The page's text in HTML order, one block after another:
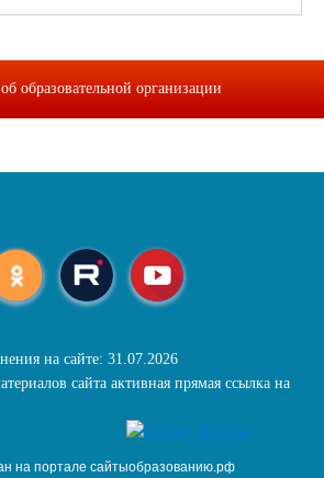
образовательной организации
на сайте: 31.07.2026
сайта активная прямая ссылка на
на портале сайтыобразованию.рф